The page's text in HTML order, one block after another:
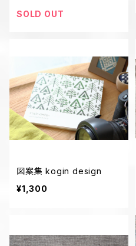
SOLD OUT
図案集 kogin design
¥1,300